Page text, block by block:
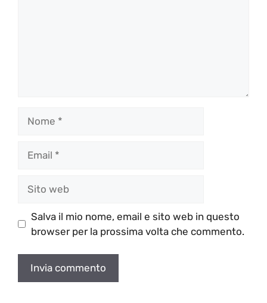
web
Salva il mio nome, email e sito web in questo
browser per la prossima volta che commento.